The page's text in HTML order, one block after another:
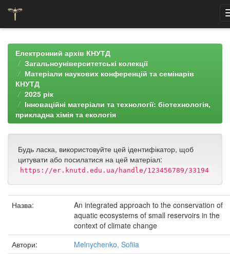
navigationЕлектронний архів КНУТД
Загальноуніверситетські колекції
Матеріали наукових конференцій та семінарів
КНУТД
2025 рік
Інноваційні матеріали та технології: біотехнологія,
прикладна хімія та екологія
Будь ласка, використовуйте цей ідентифікатор, щоб
цитувати або посилатися на цей матеріал:
https://er.knutd.edu.ua/handle/123456789/33194
Назва:
An integrated approach to the conservation of
aquatic ecosystems of small reservoirs in the
context of climate change
Автори:
Melnychenko, Sofiia